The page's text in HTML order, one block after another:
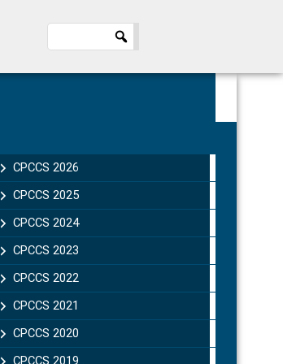
Sidebar
CPCCS 2026
CPCCS 2025
CPCCS 2024
CPCCS 2023
CPCCS 2022
CPCCS 2021
CPCCS 2020
CPCCS 2019 .